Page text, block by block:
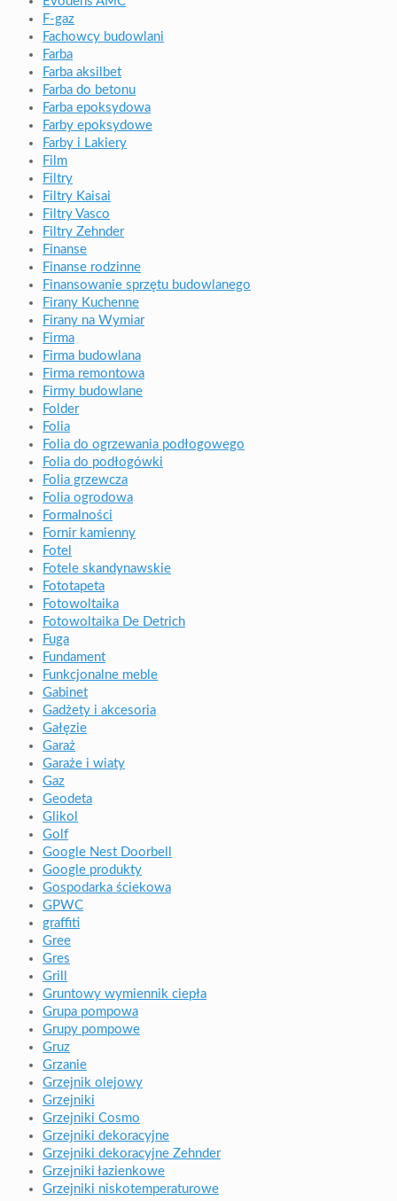
F-gaz
Fachowcy budowlani
Farba
Farba aksilbet
Farba do betonu
Farba epoksydowa
Farby epoksydowe
Farby i Lakiery
Film
Filtry
Filtry Kaisai
Filtry Vasco
Filtry Zehnder
Finanse
Finanse rodzinne
Finansowanie sprzętu budowlanego
Firany Kuchenne
Firany na Wymiar
Firma
Firma budowlana
Firma remontowa
Firmy budowlane
Folder
Folia
Folia do ogrzewania podłogowego
Folia do podłogówki
Folia grzewcza
Folia ogrodowa
Formalności
Fornir kamienny
Fotel
Fotele skandynawskie
Fototapeta
Fotowoltaika
Fotowoltaika De Detrich
Fuga
Fundament
Funkcjonalne meble
Gabinet
Gadżety i akcesoria
Gałęzie
Garaż
Garaże i wiaty
Gaz
Geodeta
Glikol
Golf
Google Nest Doorbell
Google produkty
Gospodarka ściekowa
GPWC
graffiti
Gree
Gres
Grill
Gruntowy wymiennik ciepła
Grupa pompowa
Grupy pompowe
Gruz
Grzanie
Grzejnik olejowy
Grzejniki
Grzejniki Cosmo
Grzejniki dekoracyjne
Grzejniki dekoracyjne Zehnder
Grzejniki łazienkowe
Grzejniki niskotemperaturowe